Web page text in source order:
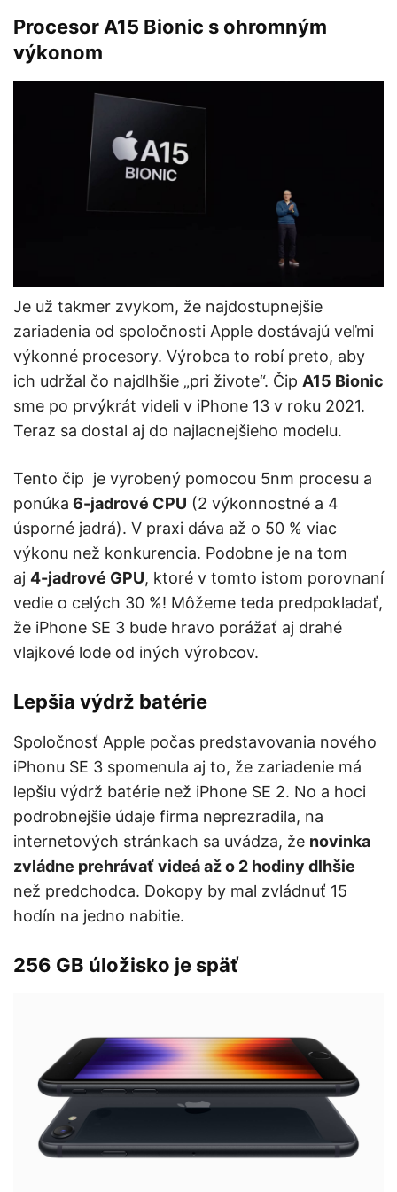
Procesor A15 Bionic s ohromným
výkonom
Je už takmer zvykom, že najdostupnejšie
zariadenia od spoločnosti Apple dostávajú veľmi
výkonné procesory. Výrobca to robí preto, aby
ich udržal čo najdlhšie „pri živote“. Čip A15 Bionic
sme po prvýkrát videli v iPhone 13 v roku 2021.
Teraz sa dostal aj do najlacnejšieho modelu.
Tento čip je vyrobený pomocou 5nm procesu a
ponúka 6-jadrové CPU (2 výkonnostné a 4
úsporné jadrá). V praxi dáva až o 50 % viac
výkonu než konkurencia. Podobne je na tom
aj 4-jadrové GPU, ktoré v tomto istom porovnaní
vedie o celých 30 %! Môžeme teda predpokladať,
že iPhone SE 3 bude hravo porážať aj drahé
vlajkové lode od iných výrobcov.
Lepšia výdrž batérie
Spoločnosť Apple počas predstavovania nového
iPhonu SE 3 spomenula aj to, že zariadenie má
lepšiu výdrž batérie než iPhone SE 2. No a hoci
podrobnejšie údaje firma neprezradila, na
internetových stránkach sa uvádza, že novinka
zvládne prehrávať videá až o 2 hodiny dlhšie
než predchodca. Dokopy by mal zvládnuť 15
hodín na jedno nabitie.
256 GB úložisko je späť